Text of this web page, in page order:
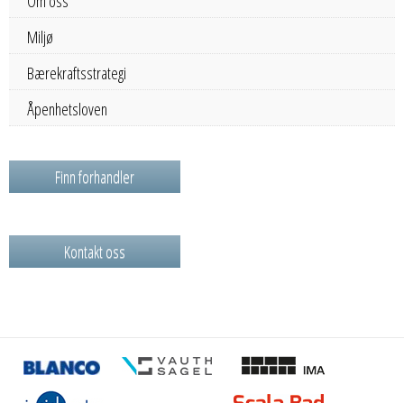
Miljø
Bærekraftsstrategi
Åpenhetsloven
Finn forhandler
Kontakt oss